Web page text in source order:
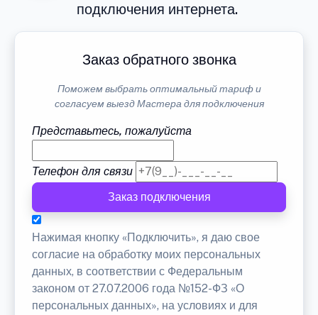
подключения интернета.
Заказ обратного звонка
Поможем выбрать оптимальный тариф и
согласуем выезд Мастера для подключения
Представьтесь, пожалуйста
Телефон для связи
Заказ подключения
Нажимая кнопку «Подключить», я даю свое
согласие на обработку моих персональных
данных, в соответствии с Федеральным
законом от 27.07.2006 года №152-ФЗ «О
персональных данных», на условиях и для